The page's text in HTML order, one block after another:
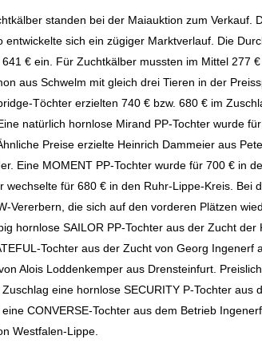
standen bei der Maiauktion zum Verkauf.
entwickelte sich ein zügiger Marktverlauf. Die
€ ein. Für Zuchtkälber mussten im Mittel 277 €
aus Schwelm mit gleich drei Tieren in der
Töchter erzielten 740 € bzw. 680 € im
natürlich hornlose Mirand PP-Tochter wurde
Preise erzielte Heinrich Dammeier aus
Eine MOMENT PP-Tochter wurde für 700 € in
wechselte für 680 € in den Ruhr-Lippe-Kreis. Bei
Vererbern, die sich auf den vorderen Plätzen
hornlose SAILOR PP-Tochter aus der Zucht der
Tochter aus der Zucht von Georg Ingenerf
Alois Loddenkemper aus Drensteinfurt.
eine hornlose SECURITY P-Tochter aus
CONVERSE-Tochter aus dem Betrieb
Westfalen-Lippe.